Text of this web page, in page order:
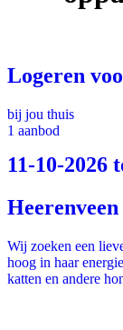
Logeren
bij jou thuis
1 aanbod
11-10-2026
Heerenveen
Wij zoeken een
hoog in haar
katten en andere